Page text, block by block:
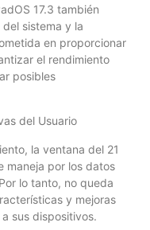
17.3 también
sistema y la
en proporcionar
el rendimiento
posibles
del Usuario
la ventana del 21
maneja por los datos
lo tanto, no queda
y mejoras
sus dispositivos.